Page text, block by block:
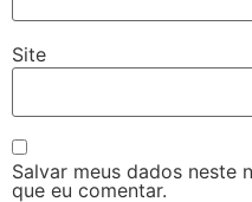
Site
Salvar meus dados neste
que eu comentar.